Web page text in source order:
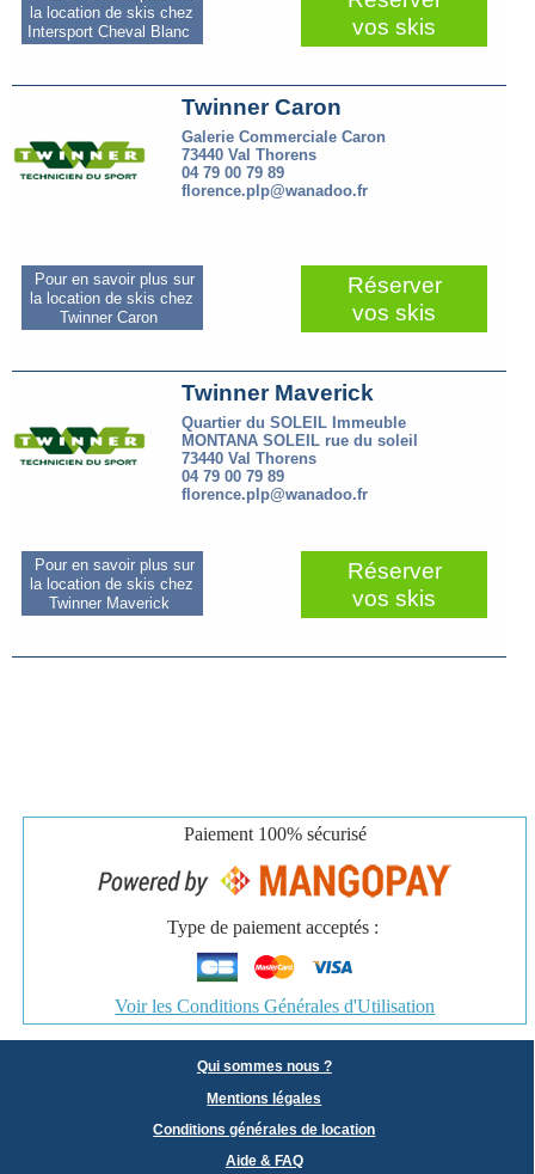
la location de skis chez
Intersport Cheval Blanc
vos skis
Twinner Caron
Galerie Commerciale Caron
73440 Val Thorens
04 79 00 79 89
florence.plp@wanadoo.fr
Pour en savoir plus sur
la location de skis chez
Twinner Caron
Réserver
vos skis
Twinner Maverick
Quartier du SOLEIL Immeuble
MONTANA SOLEIL rue du soleil
73440 Val Thorens
04 79 00 79 89
florence.plp@wanadoo.fr
Pour en savoir plus sur
la location de skis chez
Twinner Maverick
Réserver
vos skis
Paiement 100% sécurisé
Type de paiement acceptés :
Voir les Conditions Générales d'Utilisation
Qui sommes nous ?
Mentions légales
Conditions générales de location
Aide & FAQ